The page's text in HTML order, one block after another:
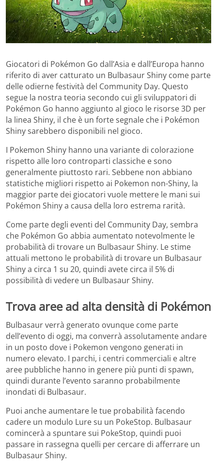
Giocatori di Pokémon Go dall’Asia e dall’Europa hanno
riferito di aver catturato un Bulbasaur Shiny come parte
delle odierne festività del Community Day. Questo
segue la nostra teoria secondo cui gli sviluppatori di
Pokémon Go hanno aggiunto al gioco le risorse 3D per
la linea Shiny, il che è un forte segnale che i Pokémon
Shiny sarebbero disponibili nel gioco.
I Pokemon Shiny hanno una variante di colorazione
rispetto alle loro controparti classiche e sono
generalmente piuttosto rari. Sebbene non abbiano
statistiche migliori rispetto ai Pokemon non-Shiny, la
maggior parte dei giocatori vuole mettere le mani sui
Pokémon Shiny a causa della loro estrema rarità.
Come parte degli eventi del Community Day, sembra
che Pokémon Go abbia aumentato notevolmente le
probabilità di trovare un Bulbasaur Shiny. Le stime
attuali mettono le probabilità di trovare un Bulbasaur
Shiny a circa 1 su 20, quindi avete circa il 5% di
possibilità di vedere un Bulbasaur Shiny.
Trova aree ad alta densità di Pokémon
Bulbasaur verrà generato ovunque come parte
dell’evento di oggi, ma converrà assolutamente andare
in un posto dove i Pokemon vengono generati in
numero elevato. I parchi, i centri commerciali e altre
aree pubbliche hanno in genere più punti di spawn,
quindi durante l’evento saranno probabilmente
inondati di Bulbasaur.
Puoi anche aumentare le tue probabilità facendo
cadere un modulo Lure su un PokeStop. Bulbasaur
comincerà a spuntare sui PokeStop, quindi puoi
passare in rassegna quelli per cercare di afferrare un
Bulbasaur Shiny.